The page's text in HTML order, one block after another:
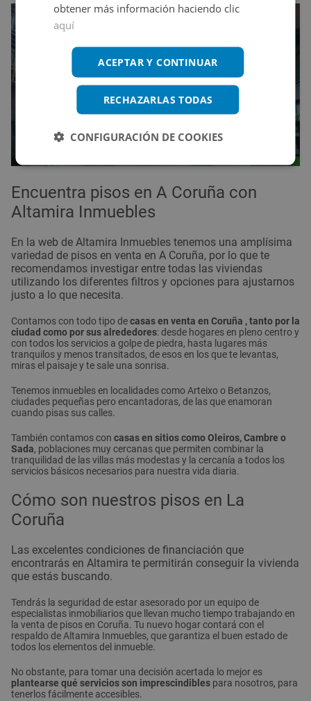
Encuentra pisos en A Coruña con
Altamira Inmuebles
En la web de Altamira Inmuebles tenemos una amplísima
variedad de pisos en venta en A Coruña, por lo que te
recomendamos investigar entre todas las viviendas
utilizando los diferentes filtros y opciones para ajustarnos
justo a lo que necesita.
Contamos con todo tipo decasas en venta en Coruña , tanto por la
ciudad como por sus alrededores: desde hogares en pleno centro y
con todos los servicios a golpe de piedra, hasta lugares más
tranquilos y menos transitados, de esos en los que te levantas,
miras el paisaje y te sale una sonrisa.
Tenemos inmuebles en localidades como Arteixo o Betanzos,
ciudades pequeñas pero encantadoras, de las que enamoran
cuando pisas sus calles.
También contamos con casas en sitios como Oleiros, Cambre o
Sada, poblaciones muy cercanas que permiten combinar la
tranquilidad de las villas más modestas y la cercanía a todos los
servicios básicos necesarios para nuestra vida diaria.
Cómo son nuestros pisos en La
Coruña
Las excelentes condiciones de financiación que
encontrarás en Altamira te permitirán conseguir la vivienda
que estás buscando.
Tendrás la seguridad de estar asesorado por un equipo de
especialistas inmobiliarios que llevan mucho tiempo trabajando en
la venta de pisos en Coruña. Tu nuevo hogar contará con el
respaldo de Altamira Inmuebles, que garantiza el buen estado de
todos los elementos del inmueble.
No obstante, para tomar una decisión acertada lo mejor es
plantearse qué servicios son imprescindibles para nosotros, para
tenerlos fácilmente accesibles.
obtener más información haciendo clic
aquí
ACEPTAR Y CONTINUAR
RECHAZARLAS TODAS
CONFIGURACIÓN DE COOKIES